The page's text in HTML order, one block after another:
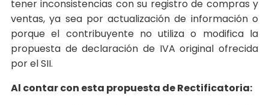
tener inconsistencias con su registro de compras y
ventas, ya sea por actualización de información o
porque el contribuyente no utiliza o modifica la
propuesta de declaración de IVA original ofrecida
por el SII.
Al contar con esta propuesta de Rectificatoria: